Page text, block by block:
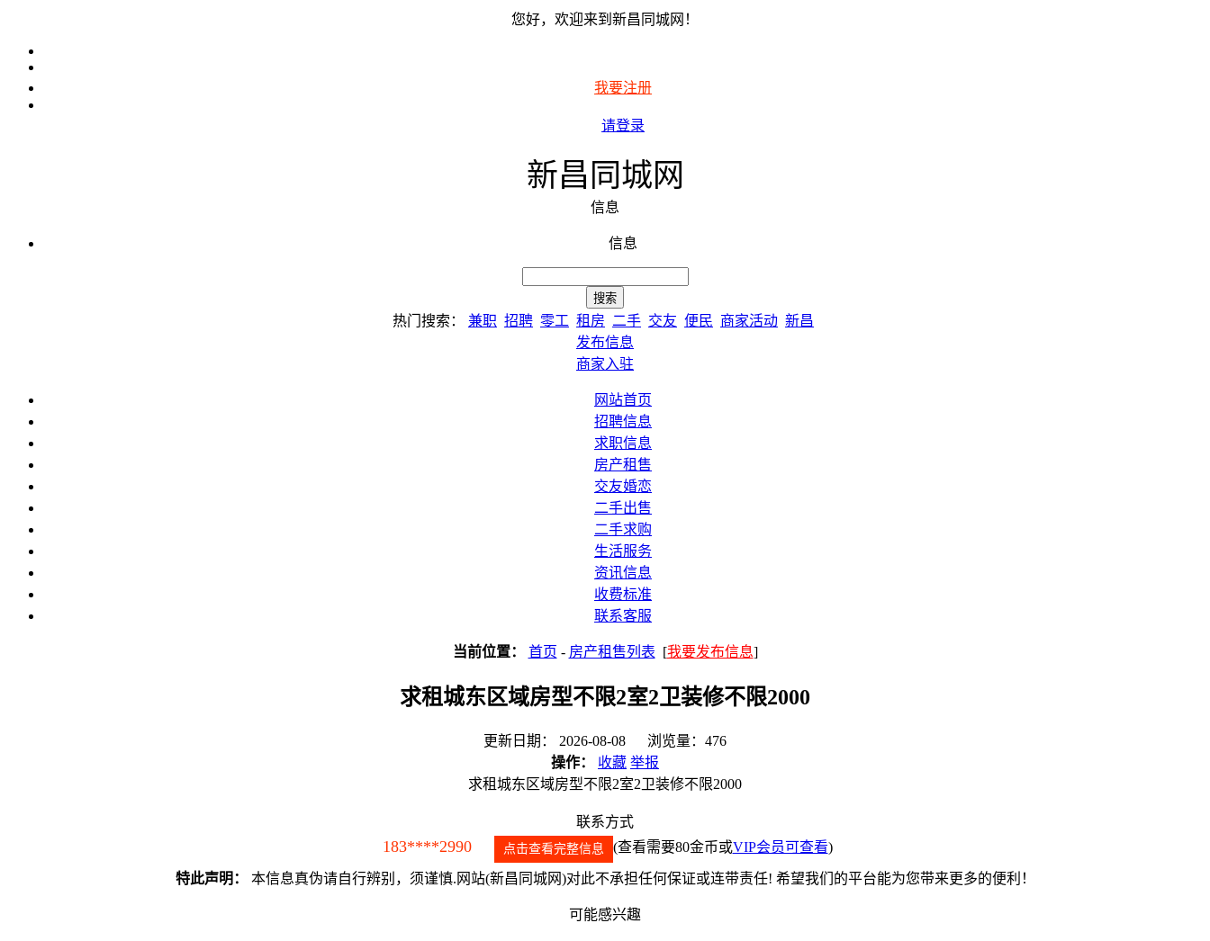
您好，欢迎来到新昌同城网！
我要注册
请登录
新昌同城网
信息
信息
热门搜索： 兼职 招聘 零工 租房 二手 交友 便民 商家活动 新昌
发布信息
商家入驻
网站首页
招聘信息
求职信息
房产租售
交友婚恋
二手出售
二手求购
生活服务
资讯信息
收费标准
联系客服
当前位置： 首页 - 房产租售列表 [我要发布信息]
求租城东区域房型不限2室2卫装修不限2000
更新日期： 2026-08-08 浏览量：476
操作：
收藏 举报
求租城东区域房型不限2室2卫装修不限2000
联系方式
183****2990 点击查看完整信息 (查看需要80金币或VIP会员可查看)
特此声明： 本信息真伪请自行辨别，须谨慎.网站(新昌同城网)对此不承担任何保证或连带责任! 希望我们的平台能为您带来更多的便利！
可能感兴趣